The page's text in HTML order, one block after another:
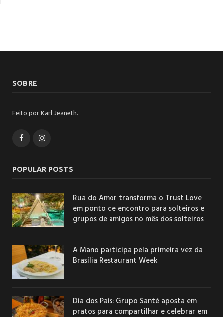
SOBRE
Feito por Karl Jeaneth.
FacebookInstagram
POPULAR POSTS
Rua do Amor transforma o Trust Love
em ponto de encontro para solteiros e
grupos de amigos no mês dos solteiros
A Mano participa pela primeira vez da
Brasília Restaurant Week
Dia dos Pais: Grupo Santé aposta em
pratos para compartilhar e celebrar em